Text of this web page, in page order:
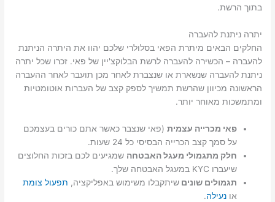
בתוך הרשת.
יתרה ניתנת להעברה
החלקים הבאים מיתרת הפאי בסלולרי שלכם יהוו את היתרה הניתנת
להעברה – הכשירה להעברה לרשת הבלוקצ'יין של פאי. זכרו שכל יתרה
ניתנת להעברה שנשארת או שנצברת לאחר מכן תועבר לאחר ההעברה
הראשונה מכיוון שהרשת תמשיך לספק קצב של העברות אוטומטיות
ומתמשכות מאוחר יותר.
פאי מכרייה עצמית (פאי שנצבר כאשר אתם כורים בעצמכם
על סמך קצב הכרייה הבסיסי כל 24 שעות.
חלק מתגמולי מעגל האבטחה שמגיעים לכם בזכות החלוצים
שיעברו KYC במעגל האבטחה שלך.
תגמולים שוניםשיתקבלו משימוש באפליקציה, תפעול צומת
אונעילה.